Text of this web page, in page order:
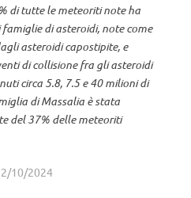
di tutte le meteoriti note ha
di asteroidi, note come
asteroidi capostipite, e
di collisione fra gli asteroidi
circa 5.8, 7.5 e 40 milioni di
di Massalia è stata
del 37% delle meteoriti
10/2024